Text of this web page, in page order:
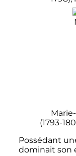
(1793-
Possédant
dominait son